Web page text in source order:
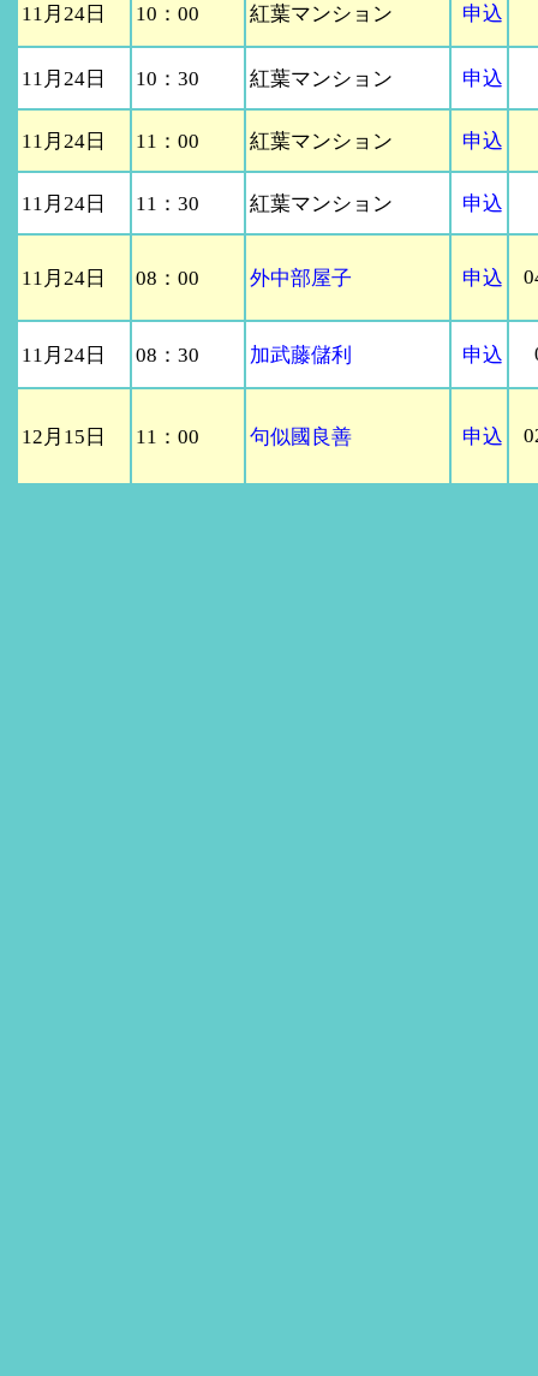
11月24日 10：00 紅葉マンション 申込
11月24日 10：30 紅葉マンション 申込
11月24日 11：00 紅葉マンション 申込
11月24日 11：30 紅葉マンション 申込
11月24日 08：00 外中部屋子 申込
11月24日 08：30 加武藤儲利 申込
12月15日 11：00 句似國良善 申込